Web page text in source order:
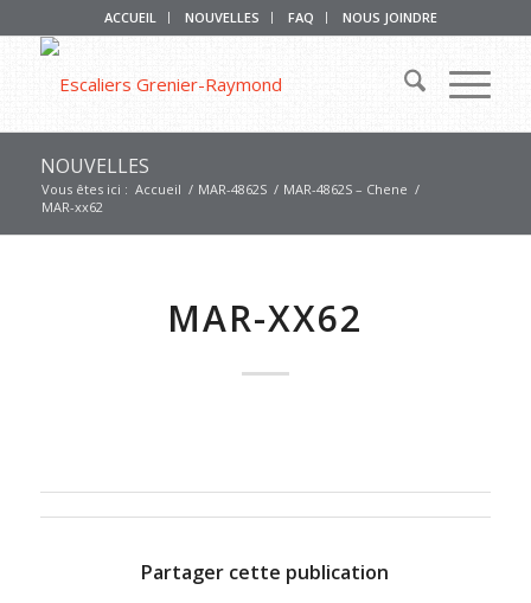
ACCUEIL NOUVELLES FAQ NOUS JOINDRE
NOUVELLES
Vous êtes ici : Accueil / MAR-4862S / MAR-4862S – Chene /
MAR-xx62
MAR-XX62
Partager cette publication